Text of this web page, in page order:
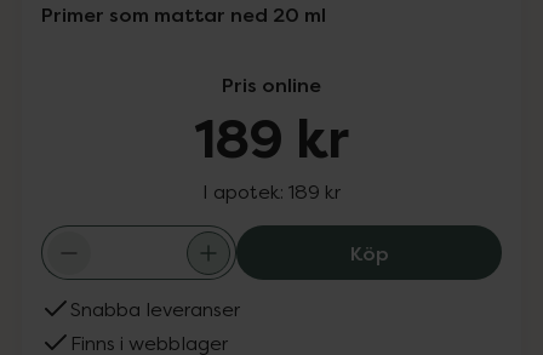
Primer som mattar ned 20 ml
Pris online
189 kr
I apotek: 189 kr
KöpLumene Blur
Snabba leveranser
Finns i webblager